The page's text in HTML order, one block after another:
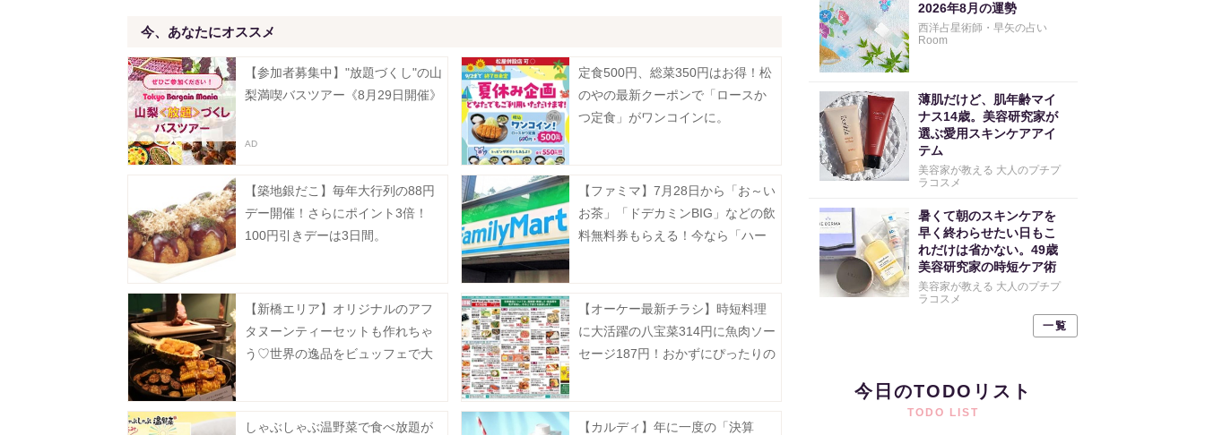
今、あなたにオススメ
【参加者募集中】"放題づくし"の山
梨満喫バスツアー《8月29日開催》
定食500円、総菜350円はお得！松
のやの最新クーポンで「ロースか
つ定食」がワンコインに。
【築地銀だこ】毎年大行列の88円
デー開催！さらにポイント3倍！
100円引きデーは3日間。
【ファミマ】7月28日から「お～い
お茶」「ドデカミンBIG」などの飲
料無料券もらえる！今なら「ハー
【新橋エリア】オリジナルのアフ
タヌーンティーセットも作れちゃ
う♡世界の逸品をビュッフェで大
【オーケー最新チラシ】時短料理
に大活躍の八宝菜314円に魚肉ソー
セージ187円！おかずにぴったりの
しゃぶしゃぶ温野菜で食べ放題が
【カルディ】年に一度の「決算
2026年8月の運勢
西洋占星術師・早矢の占い
Room
薄肌だけど、肌年齢マイ
ナス14歳。美容研究家が
選ぶ愛用スキンケアアイ
テム
美容家が教える 大人のプチプ
ラコスメ
暑くて朝のスキンケアを
早く終わらせたい日もこ
れだけは省かない。49歳
美容研究家の時短ケア術
美容家が教える 大人のプチプ
ラコスメ
一覧
今日のTODOリスト
TODO LIST